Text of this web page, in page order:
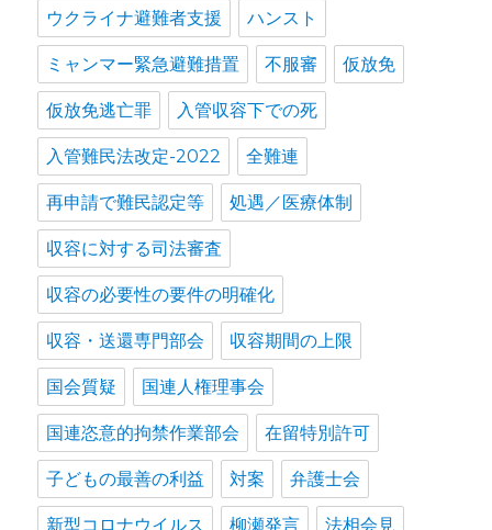
ウクライナ避難者支援 ハンスト
ミャンマー緊急避難措置 不服審 仮放免
仮放免逃亡罪 入管収容下での死
入管難民法改定-2022 全難連
再申請で難民認定等 処遇／医療体制
収容に対する司法審査
収容の必要性の要件の明確化
収容・送還専門部会 収容期間の上限
国会質疑 国連人権理事会
国連恣意的拘禁作業部会 在留特別許可
子どもの最善の利益 対案 弁護士会
新型コロナウイルス 柳瀬発言 法相会見